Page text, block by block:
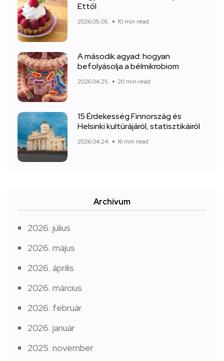
Ettől
2026.05.05. 10 min read
A második agyad: hogyan
befolyásolja a bélmikrobiom
2026.04.25. 20 min read
15 Érdekesség Finnország és
Helsinki kultúrájáról, statisztikáiról
2026.04.24. 16 min read
Archívum
2026. július
2026. május
2026. április
2026. március
2026. február
2026. január
2025. november